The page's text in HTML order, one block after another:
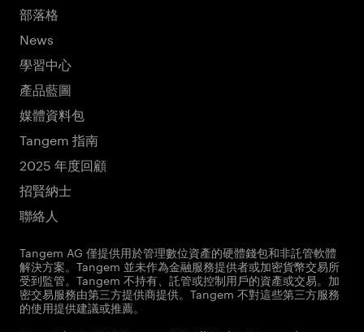
部落格
News
學習中心
產品藍圖
媒體資料包
Tangem 指南
2025 年度回顧
招賢納士
聯絡人
Tangem AG 僅提供用於管理數位資產的硬體錢包和非託管軟體
解決方案。Tangem 並未作為金融服務提供者或加密貨幣交易所
受到監管。Tangem 不持有、託管或控制用戶的資產或交易。加
密交易服務由第三方提供商提供。Tangem 不對這些第三方服務
的使用提供建議或推薦。